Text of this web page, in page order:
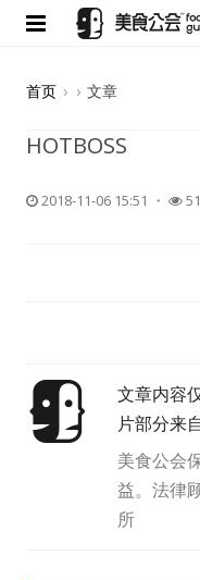
首页 › › 文章
HOTBOSS
2018-11-06 15:51 ・
文章内容
片部分来
美食公会
益。法律
所